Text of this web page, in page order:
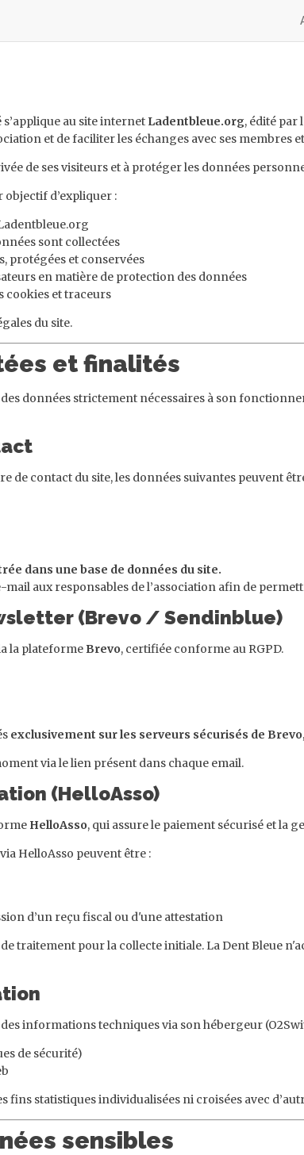
au site internet Ladentbleue.org, édité par
et de faciliter les échanges avec ses membres
de ses visiteurs et à protéger les données
d’expliquer :
sont collectées
protégées et conservées
en matière de protection des données
cookies et traceurs
du site.
et finalités
données strictement nécessaires à son
de contact du site, les données suivantes peuvent
dans une base de données du site.
aux responsables de l’association afin de
(Brevo / Sendinblue)
la plateforme Brevo, certifiée conforme au RGPD.
exclusivement sur les serveurs sécurisés de Brevo
via le lien présent dans chaque email.
(HelloAsso)
HelloAsso, qui assure le paiement sécurisé et la
HelloAsso peuvent être :
d’un reçu fiscal ou d'une attestation
traitement pour la collecte initiale. La Dent Bleue
informations techniques via son hébergeur
de sécurité)
fins statistiques individualisées ni croisées avec
sensibles